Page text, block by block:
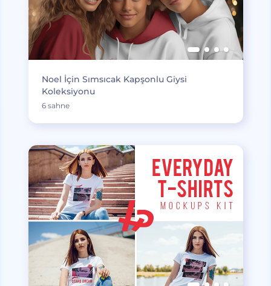
Noel İçin Sımsıcak Kapşonlu Giysi
Koleksiyonu
6 sahne